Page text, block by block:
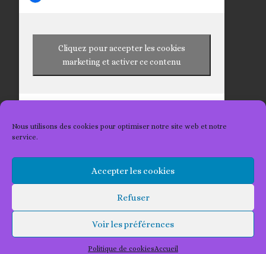
Nous utilisons des cookies pour optimiser notre site web et notre
service.
Accepter les cookies
Refuser
Voir les préférences
Politique de cookiesAccueil
Cliquez pour accepter les cookies
marketing et activer ce contenu
Les Tricots 2 Kat
Propulsé parWP– Réalisé avec theThème Customizr